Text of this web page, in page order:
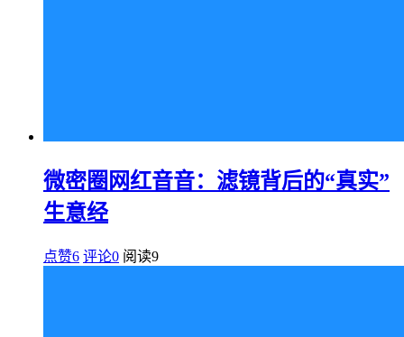
微密圈网红音音：滤镜背后的“真实”
生意经
点赞6 评论0 阅读9